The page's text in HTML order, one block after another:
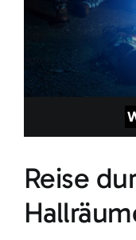
Reise